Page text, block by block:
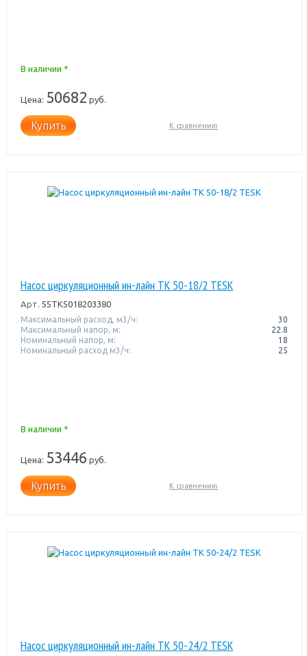
В наличии *
Цена: 50682 руб.
Купить К сравнению
Насос циркуляционный ин-лайн TK 50-18/2 TESK
Арт. 55TK5018203380
Максимальный расход, м3/ч:
30
Максимальный напор, м:
22.8
Номинальный напор, м:
18
Номинальный расход м3/ч:
25
В наличии *
Цена: 53446 руб.
Купить К сравнению
Насос циркуляционный ин-лайн TK 50-24/2 TESK